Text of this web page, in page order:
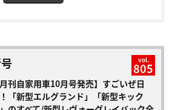
vol.
805
月刊自家用車10月号発売】すごいぜ日
「新型エルグランド」「新型キック